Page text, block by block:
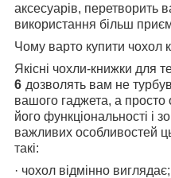
аксесуарів, перетворить
використання більш
Чому варто купити чохол
Якісні чохли-книжки для
6 дозволять вам не
вашого гаджета, а просто
його функціональності і
важливих особливостей
такі:
· чохол відмінно виглядає;